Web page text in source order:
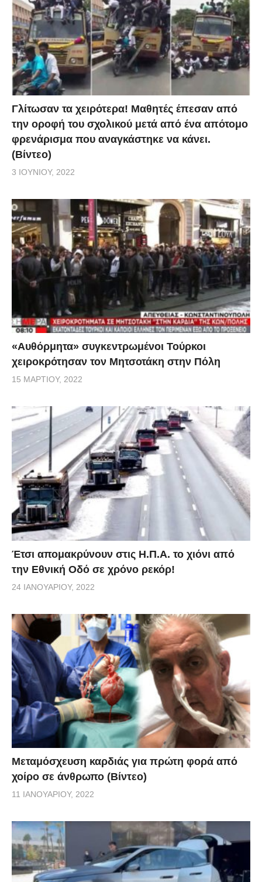
Γλίτωσαν τα χειρότερα! Μαθητές έπεσαν από
την οροφή του σχολικού μετά από ένα απότομο
φρενάρισμα που αναγκάστηκε να κάνει.
(Βίντεο)
3 ΙΟΥΝΊΟΥ, 2022
«Αυθόρμητα» συγκεντρωμένοι Τούρκοι
χειροκρότησαν τον Μητσοτάκη στην Πόλη
15 ΜΑΡΤΊΟΥ, 2022
Έτσι απομακρύνουν στις Η.Π.Α. το χιόνι από
την Εθνική Οδό σε χρόνο ρεκόρ!
24 ΙΑΝΟΥΑΡΊΟΥ, 2022
Μεταμόσχευση καρδιάς για πρώτη φορά από
χοίρο σε άνθρωπο (Βίντεο)
11 ΙΑΝΟΥΑΡΊΟΥ, 2022